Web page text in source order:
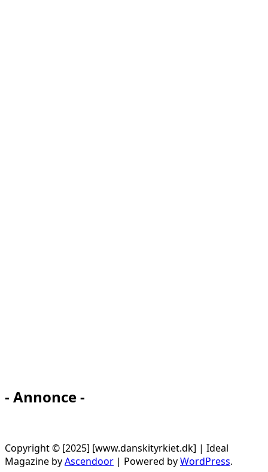
- Annonce -
Copyright © [2025] [www.danskityrkiet.dk] | Ideal
Magazine byAscendoor | Powered byWordPress.